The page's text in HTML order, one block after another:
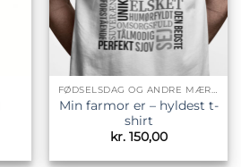
FØDSELSDAG OG ANDRE MÆRKEDAGE
Min farmor er – hyldest t-
shirt
kr.150,00